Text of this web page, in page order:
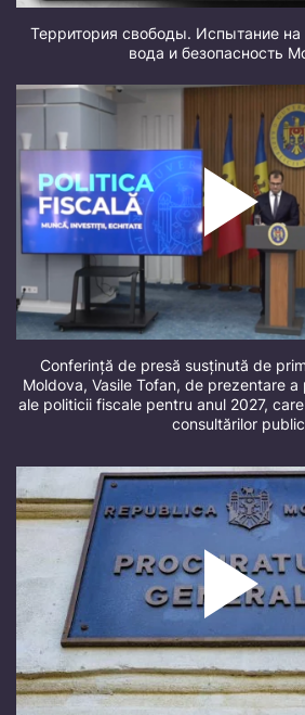
Территория свободы. Испытание на
вода и безопасность
Conferință de presă susținută de
Moldova, Vasile Tofan, de prezentare
ale politicii fiscale pentru anul 2027,
consultărilor